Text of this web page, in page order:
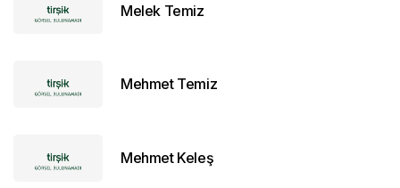
Melek Temiz
Mehmet Temiz
Mehmet Keleş